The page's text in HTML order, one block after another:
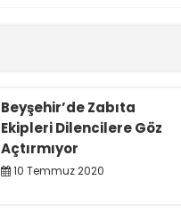
Beyşehir’de Zabıta
Ekipleri Dilencilere Göz
Açtırmıyor
10 Temmuz 2020